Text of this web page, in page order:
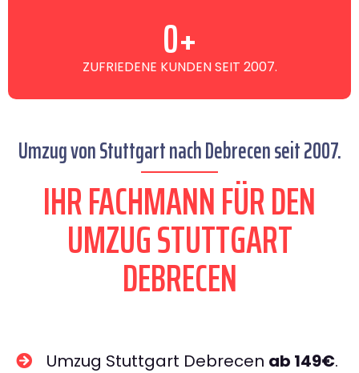
ZUFRIEDENE KUNDEN SEIT 2007.
0+
Umzug von Stuttgart nach Debrecen seit 2007.
IHR FACHMANN FÜR DEN
UMZUG STUTTGART
DEBRECEN
Umzug Stuttgart Debrecen ab 149€.